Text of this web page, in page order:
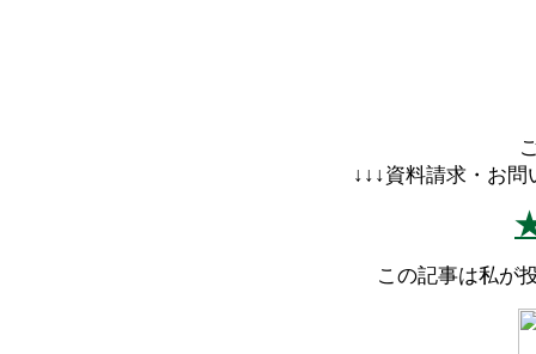
↓↓↓資料請求・お問
この記事は私が